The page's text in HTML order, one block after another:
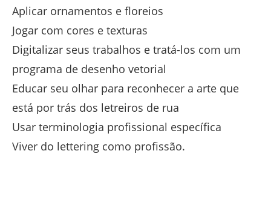
Aplicar ornamentos e floreios
Jogar com cores e texturas
Digitalizar seus trabalhos e tratá-los com um
programa de desenho vetorial
Educar seu olhar para reconhecer a arte que
está por trás dos letreiros de rua
Usar terminologia profissional específica
Viver do lettering como profissão.